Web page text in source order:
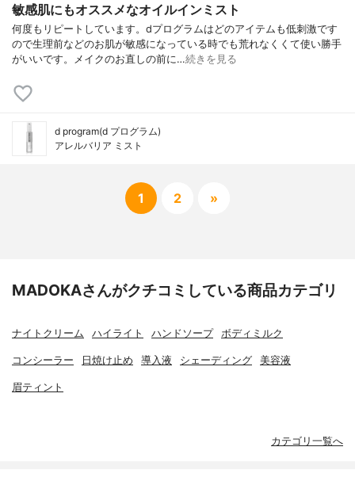
敏感肌にもオススメなオイルインミスト
何度もリピートしています。dプログラムはどのアイテムも低刺激です
ので生理前などのお肌が敏感になっている時でも荒れなくくて使い勝手
がいいです。メイクのお直しの前に…続きを見る
d program(d プログラム)
アレルバリア ミスト
1 2 »
MADOKAさんがクチコミしている商品カテゴリ
ナイトクリーム ハイライト ハンドソープ ボディミルク
コンシーラー 日焼け止め 導入液 シェーディング 美容液
眉ティント
カテゴリ一覧へ